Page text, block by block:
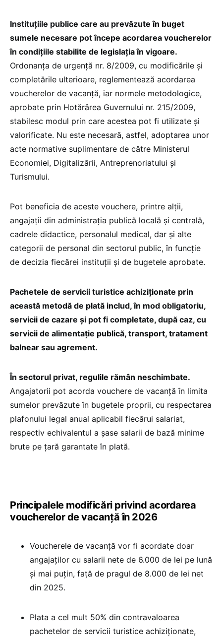
Instituțiile publice care au prevăzute în buget
sumele necesare pot începe acordarea voucherelor
în condițiile stabilite de legislația în vigoare.
Ordonanța de urgență nr. 8/2009, cu modificările și
completările ulterioare, reglementează acordarea
voucherelor de vacanță, iar normele metodologice,
aprobate prin Hotărârea Guvernului nr. 215/2009,
stabilesc modul prin care acestea pot fi utilizate și
valorificate. Nu este necesară, astfel, adoptarea unor
acte normative suplimentare de către Ministerul
Economiei, Digitalizării, Antreprenoriatului și
Turismului.
Pot beneficia de aceste vouchere, printre alții,
angajații din administrația publică locală și centrală,
cadrele didactice, personalul medical, dar și alte
categorii de personal din sectorul public, în funcție
de decizia fiecărei instituții și de bugetele aprobate.
Pachetele de servicii turistice achiziționate prin
această metodă de plată includ, în mod obligatoriu,
servicii de cazare și pot fi completate, după caz, cu
servicii de alimentație publică, transport, tratament
balnear sau agrement.
În sectorul privat, regulile rămân neschimbate.
Angajatorii pot acorda vouchere de vacanță în limita
sumelor prevăzute în bugetele proprii, cu respectarea
plafonului legal anual aplicabil fiecărui salariat,
respectiv echivalentul a șase salarii de bază minime
brute pe țară garantate în plată.
Principalele modificări privind acordarea
voucherelor de vacanță în 2026
Voucherele de vacanță vor fi acordate doar
angajaților cu salarii nete de 6.000 de lei pe lună
și mai puțin, față de pragul de 8.000 de lei net
din 2025.
Plata a cel mult 50% din contravaloarea
pachetelor de servicii turistice achiziționate,